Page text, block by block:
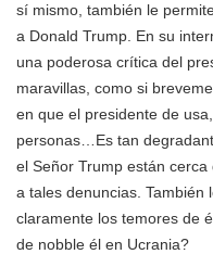
sí mismo, también le
a Donald Trump. En su
una poderosa crítica del
maravillas, como si
en que el presidente de
personas…Es tan
el Señor Trump están
a tales denuncias. También
claramente los temores de
de nobble él en Ucrania?